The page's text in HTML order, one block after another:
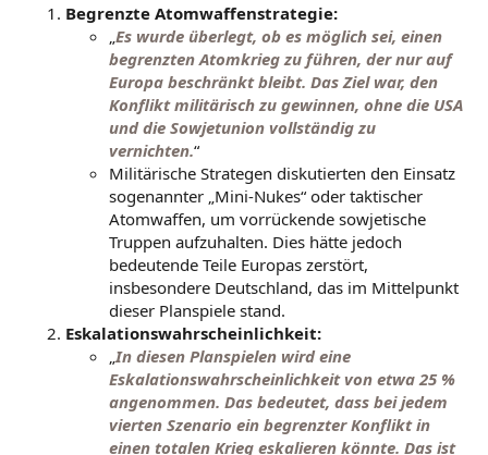
Begrenzte Atomwaffenstrategie:
Es wurde überlegt, ob es möglich sei, einen
begrenzten Atomkrieg zu führen, der nur auf
Europa beschränkt bleibt. Das Ziel war, den
Konflikt militärisch zu gewinnen, ohne die USA
und die Sowjetunion vollständig zu
vernichten.“
Militärische Strategen diskutierten den Einsatz
sogenannter „Mini-Nukes“ oder taktischer
Atomwaffen, um vorrückende sowjetische
Truppen aufzuhalten. Dies hätte jedoch
bedeutende Teile Europas zerstört,
insbesondere Deutschland, das im Mittelpunkt
dieser Planspiele stand.
Eskalationswahrscheinlichkeit:
In diesen Planspielen wird eine
Eskalationswahrscheinlichkeit von etwa 25 %
angenommen. Das bedeutet, dass bei jedem
vierten Szenario ein begrenzter Konflikt in
einen totalen Krieg eskalieren könnte. Das ist